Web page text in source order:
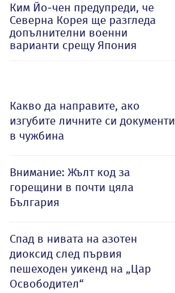
Ким Йо-чен предупреди, че
Северна Корея ще разгледа
допълнителни военни
варианти срещу Япония
Какво да направите, ако
изгубите личните си документи
в чужбина
Внимание: Жълт код за
горещини в почти цяла
България
Спад в нивата на азотен
диоксид след първия
пешеходен уикенд на „Цар
Освободител“